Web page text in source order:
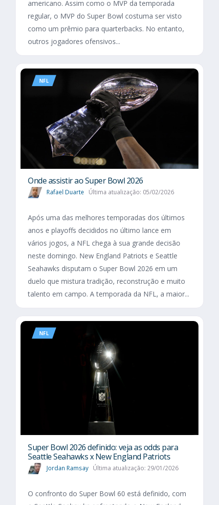
americano. Assim como o MVP da temporada
regular, o MVP do Super Bowl costuma ser visto
como um prêmio para quarterbacks. No entanto,
outros jogadores ofensivos...
NFL
Onde assistir ao Super Bowl 2026
Rafael Duarte Última atualização: 05/02/2026
Após uma das melhores temporadas dos últimos
anos e playoffs decididos no último lance em
vários jogos, a NFL chega à sua grande decisão
neste domingo. New England Patriots e Seattle
Seahawks disputam o Super Bowl 2026 em um
duelo que mistura tradição, reconstrução e muito
talento em campo. A temporada da NFL, a maior...
NFL
Super Bowl 2026 definido: veja as odds para
Seattle Seahawks x New England Patriots
Jordan Ramsay Última atualização: 29/01/2026
O confronto do Super Bowl 60 está definido, com